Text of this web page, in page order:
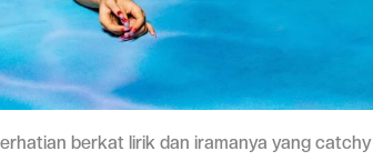
berkat lirik dan iramanya yang catchy